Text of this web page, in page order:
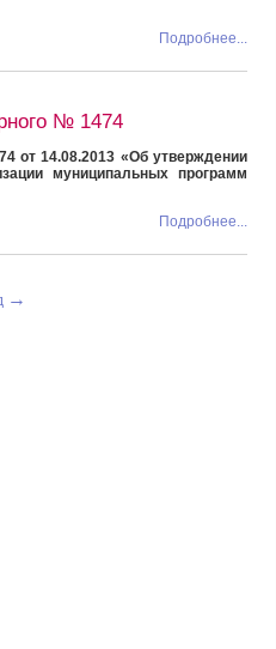
Подробнее...
№ 1474
от 14.08.2013 «Об утверждении
муниципальных программ
Подробнее...
→